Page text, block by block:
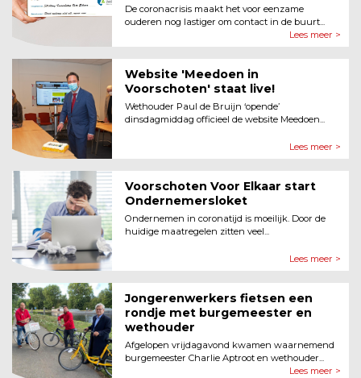
De coronacrisis maakt het voor eenzame
ouderen nog lastiger om contact in de buurt...
Lees meer >
Website 'Meedoen in
Voorschoten' staat live!
Wethouder Paul de Bruijn ‘opende’
dinsdagmiddag officieel de website Meedoen...
Lees meer >
Voorschoten Voor Elkaar start
Ondernemersloket
Ondernemen in coronatijd is moeilijk. Door de
huidige maatregelen zitten veel...
Lees meer >
Jongerenwerkers fietsen een
rondje met burgemeester en
wethouder
Afgelopen vrijdagavond kwamen waarnemend
burgemeester Charlie Aptroot en wethouder...
Lees meer >